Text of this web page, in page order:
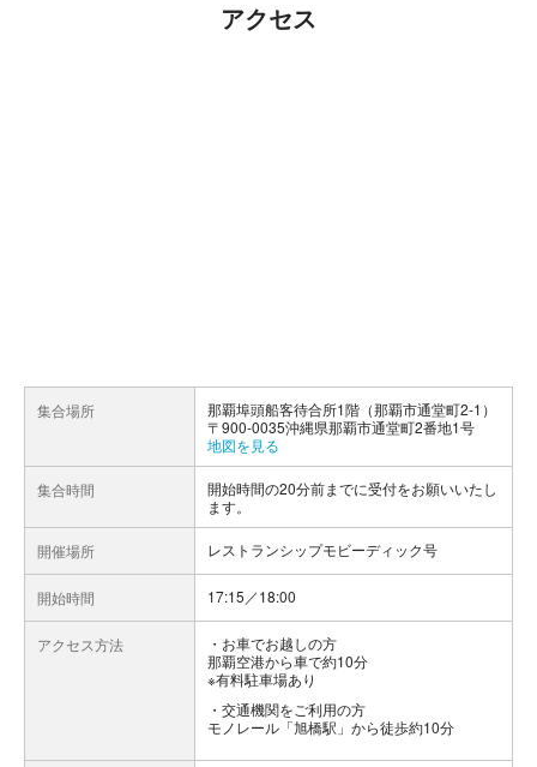
アクセス
集合場所
那覇埠頭船客待合所1階（那覇市通堂町2-1）
〒900-0035沖縄県那覇市通堂町2番地1号
地図を見る
集合時間
開始時間の20分前までに受付をお願いいたし
ます。
開催場所 レストランシップモビーディック号
開始時間 17:15／18:00
アクセス方法
お車でお越しの方
那覇空港から車で約10分
※有料駐車場あり
交通機関をご利用の方
モノレール「旭橋駅」から徒歩約10分